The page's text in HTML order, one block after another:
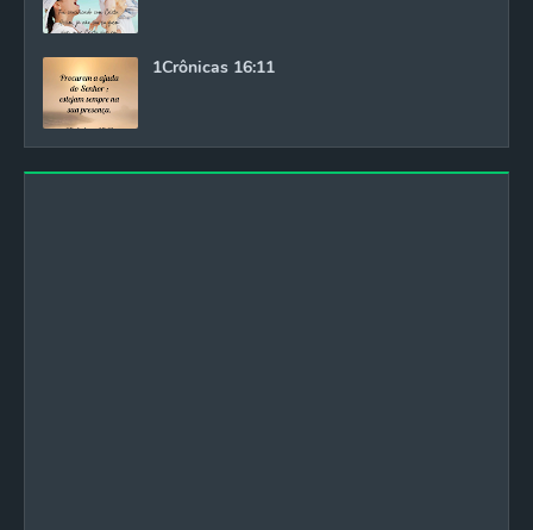
1Crônicas 16:11